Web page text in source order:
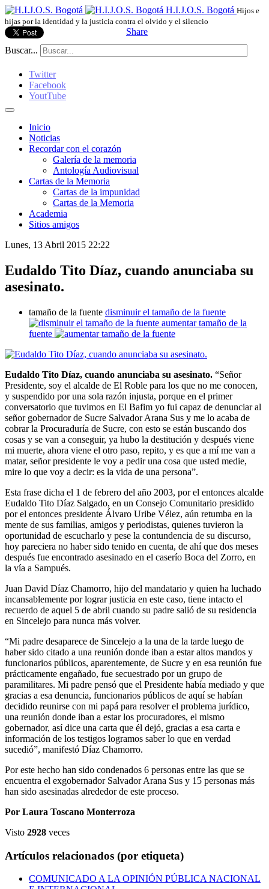
H.I.J.O.S. Bogotá Hijos e
hijas por la identidad y la justicia contra el olvido y el silencio
Share
Buscar...
Twitter
Facebook
YoutTube
Inicio
Noticias
Recordar con el corazón
Galería de la memoria
Antología Audiovisual
Cartas de la Memoria
Cartas de la impunidad
Cartas de la Memoria
Academia
Sitios amigos
Lunes, 13 Abril 2015 22:22
Eudaldo Tito Díaz, cuando anunciaba su
asesinato.
tamaño de la fuente disminuir el tamaño de la fuente
aumentar tamaño de la
fuente
Eudaldo Tito Díaz, cuando anunciaba su asesinato. “Señor
Presidente, soy el alcalde de El Roble para los que no me conocen,
y suspendido por una sola razón injusta, porque en el primer
conversatorio que tuvimos en El Bafim yo fui capaz de denunciar al
señor gobernador de Sucre Salvador Arana Sus y me lo acaba de
cobrar la Procuraduría de Sucre, con esto se están buscando dos
cosas y se van a conseguir, ya hubo la destitución y después viene
mi muerte, ahora viene el otro paso, repito, y es que a mí me van a
matar, señor presidente le voy a pedir una cosa que usted medie,
mire lo que voy a decir: es la vida de una persona”.
Esta frase dicha el 1 de febrero del año 2003, por el entonces alcalde
Eudaldo Tito Díaz Salgado, en un Consejo Comunitario presidido
por el entonces presidente Álvaro Uribe Vélez, aún retumba en la
mente de sus familias, amigos y periodistas, quienes tuvieron la
oportunidad de escucharlo y pese la contundencia de su discurso,
hoy pareciera no haber sido tenido en cuenta, de ahí que dos meses
después fue encontrado asesinado en el caserío Boca del Zorro, en
la vía a Sampués.
Juan David Díaz Chamorro, hijo del mandatario y quien ha luchado
incansablemente por lograr justicia en este caso, tiene intacto el
recuerdo de aquel 5 de abril cuando su padre salió de su residencia
en Sincelejo para nunca más volver.
“Mi padre desaparece de Sincelejo a la una de la tarde luego de
haber sido citado a una reunión donde iban a estar altos mandos y
funcionarios públicos, aparentemente, de Sucre y en esa reunión fue
prácticamente engañado, fue secuestrado por un grupo de
paramilitares. Mi padre pensó que el Presidente había mediado y que
gracias a esa denuncia, funcionarios públicos de aquí se habían
decidido reunirse con mi papá para resolver el problema jurídico,
una reunión donde iban a estar los procuradores, el mismo
gobernador, así dice una carta que él dejó, gracias a esa carta e
información de los testigos logramos saber lo que en verdad
sucedió”, manifestó Díaz Chamorro.
Por este hecho han sido condenados 6 personas entre las que se
encuentra el exgobernador Salvador Arana Sus y 15 personas más
han sido asesinadas alrededor de este proceso.
Por Laura Toscano Monterroza
Visto 2928 veces
Artículos relacionados (por etiqueta)
COMUNICADO A LA OPINIÓN PÚBLICA NACIONAL